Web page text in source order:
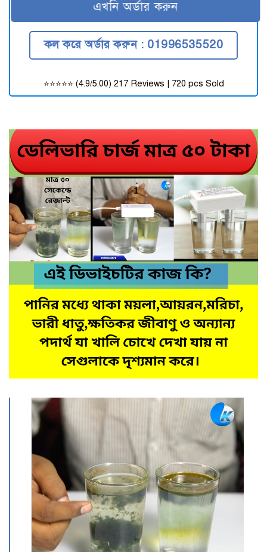
এখনি অর্ডার করুন
কল করে অর্ডার করুন : 01996535520
⭐⭐⭐⭐⭐ (4.9/5.00) 217 Reviews | 720 pcs Sold